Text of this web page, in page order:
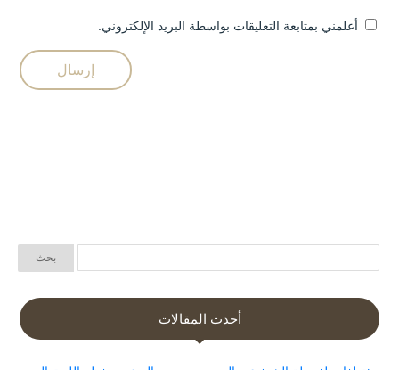
أعلمني بمتابعة التعليقات بواسطة البريد الإلكتروني.
أحدث المقالات